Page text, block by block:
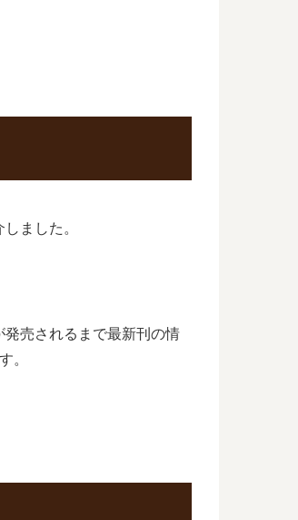
ました。
売されるまで最新刊の情
。